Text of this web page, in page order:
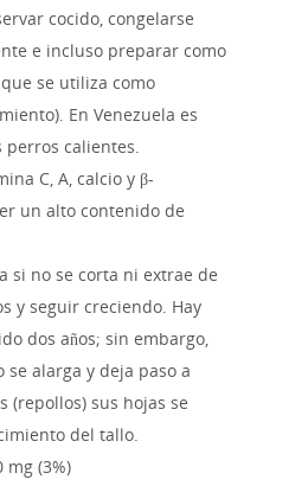
cocido, congelarse
e incluso preparar como
se utiliza como
En Venezuela es
perros calientes.
C, A, calcio y β-
un alto contenido de
si no se corta ni extrae de
y seguir creciendo. Hay
dos años; sin embargo,
alarga y deja paso a
(repollos) sus hojas se
del tallo.
mg (3%)